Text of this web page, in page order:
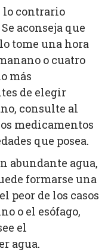
lo contrario
aconseja que
tome una hora
o cuatro
más
de elegir
consulte al
medicamentos
que posea.
abundante agua,
formarse una
peor de los casos
o el esófago,
el
agua.